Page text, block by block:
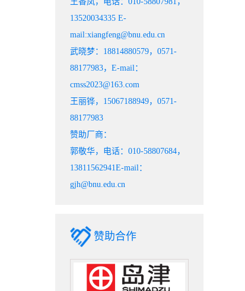
13520034335 E-
mail:xiangfeng@bnu.edu.cn
武晓梦：18814880579，0571-
88177983，E-mail：
cmss2023@163.com
王丽铧，15067188949，0571-
88177983
赞助厂商：
郭敬华，电话：010-58807684，
13811562941E-mail：
gjh@bnu.edu.cn
赞助合作